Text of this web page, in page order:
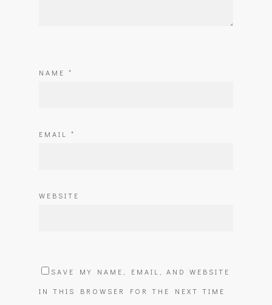
NAME *
EMAIL *
WEBSITE
SAVE MY NAME, EMAIL, AND WEBSITE
IN THIS BROWSER FOR THE NEXT TIME